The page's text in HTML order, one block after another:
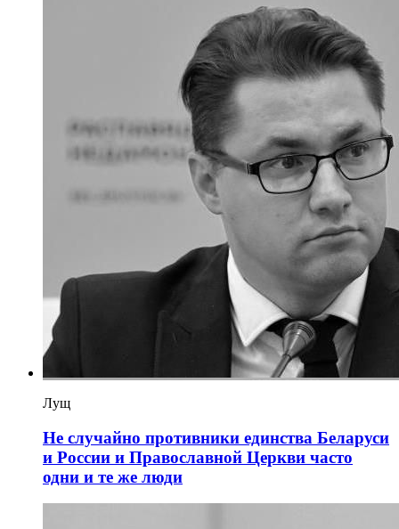
Лущ
Не случайно противники единства Беларуси
и России и Православной Церкви часто
одни и те же люди